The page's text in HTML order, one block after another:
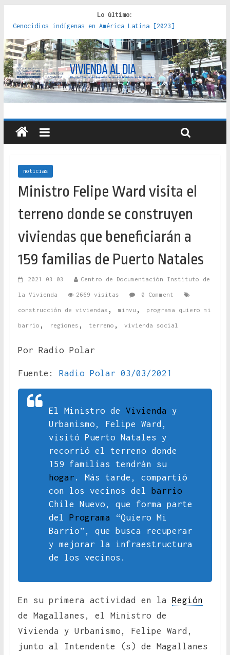
Lo último:
Genocidios indígenas en América Latina [2023]
Estudios sobre la espacialización de los Estados :
políticas, prácticas y representaciones [2022]
Donde el pedernal choca con el acero : hacia una teoría
crítica de las fronteras latinoamericanas [2020]
Criterios técnicos para una vivienda adecuada [2019]
Red de consultorios de la Caja del Seguro Obrero en
Santiago : un patrimonio emblemático [2014]
noticias
Ministro Felipe Ward visita el
terreno donde se construyen
viviendas que beneficiarán a
159 familias de Puerto Natales
2021-03-03 Centro de Documentación Instituto de
la Vivienda 2669 visitas 0 Comment
construcción de viviendas , minvu , programa quiero mi
barrio , regiones , terreno , vivienda social
Por Radio Polar
Fuente: Radio Polar 03/03/2021
El Ministro de Vivienda y
Urbanismo, Felipe Ward,
visitó Puerto Natales y
recorrió el terreno donde
159 familias tendrán su
hogar . Más tarde, compartió
con los vecinos del barrio
Chile Nuevo, que forma parte
del Programa “Quiero Mi
Barrio”, que busca recuperar
y mejorar la infraestructura
de los vecinos.
En su primera actividad en la Región
de Magallanes, el Ministro de
Vivienda y Urbanismo, Felipe Ward,
junto al Intendente (s) de Magallanes